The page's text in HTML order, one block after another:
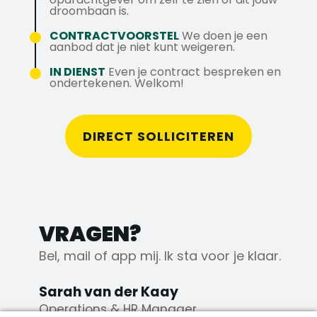
ontplooien.
Uiteraard ontvang je een stagevergoeding
van €300,- per maand.
droombaan is.
CONTRACTVOORSTELWe doen je een
aanbod dat je niet kunt weigeren.
IN DIENST Even je contract bespreken en
ondertekenen. Welkom!
DIRECT SOLLICITEREN
VRAGEN?
Bel, mail of app mij. Ik sta voor je klaar.
Sarah van der Kaay
Operations & HR Manager